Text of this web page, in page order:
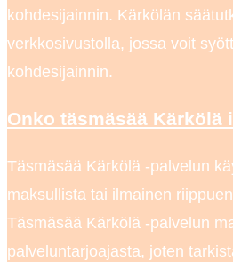
kohdesijainnin. Kärkölän
verkkosivustolla, jossa voit
kohdesijainnin.
Onko täsmäsää Kärkölä
Täsmäsää Kärkölä -palvelun
maksullista tai ilmainen
Täsmäsää Kärkölä -palvelun
palveluntarjoajasta, joten